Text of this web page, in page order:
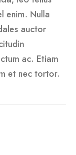
enim. Nulla
auctor
ac. Etiam
et nec tortor.